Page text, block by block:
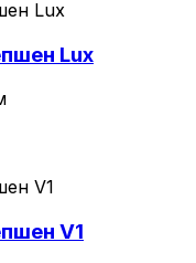
Lux
V1